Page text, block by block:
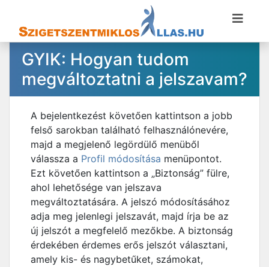
GYIK: Hogyan tudom
megváltoztatni a jelszavam?
A bejelentkezést követően kattintson a jobb
felső sarokban található felhasználónevére,
majd a megjelenő legördülő menüből
válassza a Profil módosítása menüpontot.
Ezt követően kattintson a „Biztonság” fülre,
ahol lehetősége van jelszava
megváltoztatására. A jelszó módosításához
adja meg jelenlegi jelszavát, majd írja be az
új jelszót a megfelelő mezőkbe. A biztonság
érdekében érdemes erős jelszót választani,
amely kis- és nagybetűket, számokat,